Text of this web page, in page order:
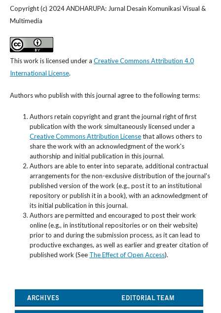
Copyright (c) 2024 ANDHARUPA: Jurnal Desain Komunikasi Visual &
Multimedia
This work is licensed under a Creative Commons Attribution 4.0
International License.
Authors who publish with this journal agree to the following terms:
Authors retain copyright and grant the journal right of first
publication with the work simultaneously licensed under a
Creative Commons Attribution Licensethat allows others to
share the work with an acknowledgment of the work's
authorship and initial publication in this journal.
Authors are able to enter into separate, additional contractual
arrangements for the non-exclusive distribution of the journal's
published version of the work (e.g., post it to an institutional
repository or publish it in a book), with an acknowledgment of
its initial publication in this journal.
Authors are permitted and encouraged to post their work
online (e.g., in institutional repositories or on their website)
prior to and during the submission process, as it can lead to
productive exchanges, as well as earlier and greater citation of
published work (See The Effect of Open Access).